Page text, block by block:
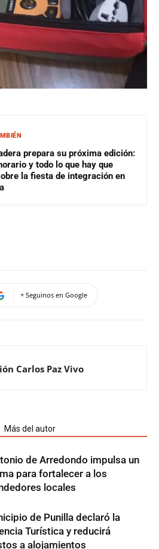
prepara su próxima edición:
y todo lo que hay que
la fiesta de integración en
+ Seguinos en Google
Carlos Paz Vivo
Más del autor
de Arredondo impulsa un
para fortalecer a los
locales
de Punilla declaró la
Turística y reducirá
a alojamientos